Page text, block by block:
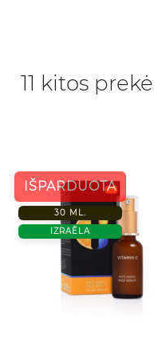
11 kitos
IŠPARDUOTA
30 ML.
IZRAĒLA